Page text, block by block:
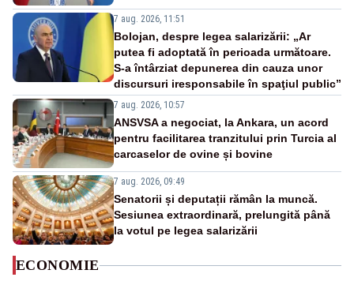
7 aug. 2026, 11:51
Bolojan, despre legea salarizării: „Ar
putea fi adoptată în perioada următoare.
S-a întârziat depunerea din cauza unor
discursuri iresponsabile în spaţiul public”
7 aug. 2026, 10:57
ANSVSA a negociat, la Ankara, un acord
pentru facilitarea tranzitului prin Turcia al
carcaselor de ovine și bovine
7 aug. 2026, 09:49
Senatorii și deputații rămân la muncă.
Sesiunea extraordinară, prelungită până
la votul pe legea salarizării
ECONOMIE